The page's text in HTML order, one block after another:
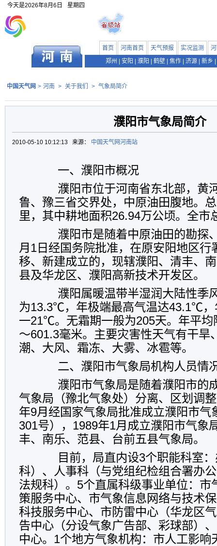
今天是2026年8月6日 星期四
首页 河南首页 天气预报 实况监测
郑州
安阳 濮阳 鹤壁 焦作 济源 新乡
中国天气网 > 河南 > 关于我们 > 气象局简介
濮阳市气象局简介
2010-05-10 10:12:13 来源： 中国天气网河南站
一、濮阳市概况
濮阳市位于河南省东北部，黄
鲁、豫三省交界处，中原油田腹地。
里，其中耕地面积26.94万公顷。全市
濮阳市是随着中原油田的勘探
月1日经国务院批准，在原安阳地区行
移、新建成立的，现辖濮阳、清丰、
县及华龙区、濮阳高新技术开发区。
濮阳属暖温带半湿润大陆性季
为13.3℃，年极端最高气温达43.1℃，
一21℃。无霜期一般为205天。年平均
～601.3毫米。主要灾害性天气有干旱
潮、大风、霜冻、大雾、冰雹等。
二、濮阳市气象局机构人员情
濮阳市气象局是随着濮阳市的
气象局（豫北气象处）分离、区划调
年9月经国家气象局批准成立濮阳市气
301号），1989年1月成立濮阳市气象
丰、南乐、范县、台前五县气象局。
目前，局直内设3个职能科室：
科）、人事科（与党组纪检组合署办
法规科）。5个直属科级事业单位：市
策服务中心、市气象信息网络与技术
科技服务中心、市防雷中心（华龙区
告中心（分设气象广告部、彩球部）
中心。1个地方气象机构：市人工影响